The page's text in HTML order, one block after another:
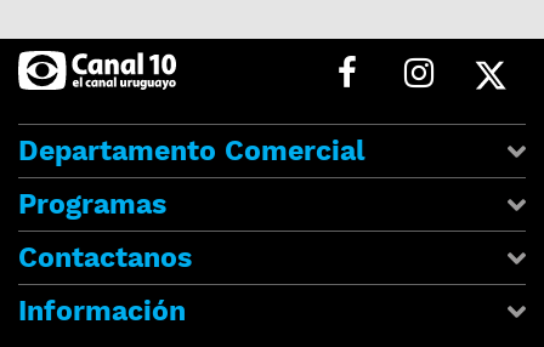
Departamento Comercial
Programas
Contactanos
Información